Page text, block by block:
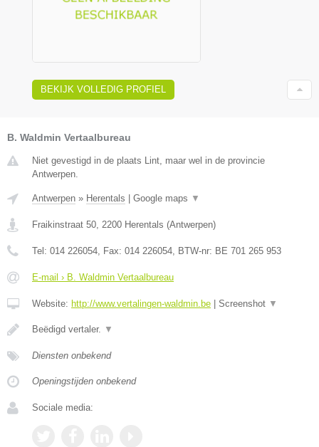
BEKIJK VOLLEDIG PROFIEL
B. Waldmin Vertaalbureau
Niet gevestigd in de plaats Lint, maar wel in de provincie
Antwerpen.
Antwerpen » Herentals Google maps ▼
Fraikinstraat 50 2200 Herentals (Antwerpen)
Tel: 014 226054 , Fax: 014 226054 , BTW-nr: BE 701 265 953
E-mail › B. Waldmin Vertaalbureau
Website: http://www.vertalingen-waldmin.be Screenshot ▼
Beëdigd vertaler. ▼
Diensten onbekend
Openingstijden onbekend
Sociale media: